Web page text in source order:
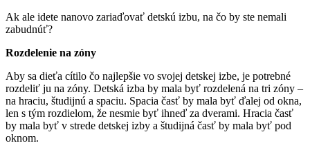
Ak ale idete nanovo zariaďovať detskú izbu, na čo by ste nemali
zabudnúť?
Rozdelenie na zóny
Aby sa dieťa cítilo čo najlepšie vo svojej detskej izbe, je potrebné
rozdeliť ju na zóny. Detská izba by mala byť rozdelená na tri zóny –
na hraciu, študijnú a spaciu. Spacia časť by mala byť ďalej od okna,
len s tým rozdielom, že nesmie byť ihneď za dverami. Hracia časť
by mala byť v strede detskej izby a študijná časť by mala byť pod
oknom.